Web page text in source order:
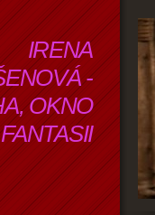
IRENA
-
OKNO